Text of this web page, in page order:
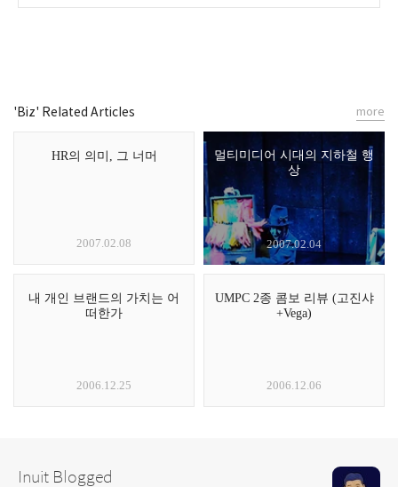
'Biz' Related Articles
HR의 의미, 그 너머
2007.02.08
멀티미디어 시대의 지하철 행
상
2007.02.04
내 개인 브랜드의 가치는 어
떠한가
2006.12.25
UMPC 2종 콤보 리뷰 (고진샤
+Vega)
2006.12.06
more
Inuit Blogged